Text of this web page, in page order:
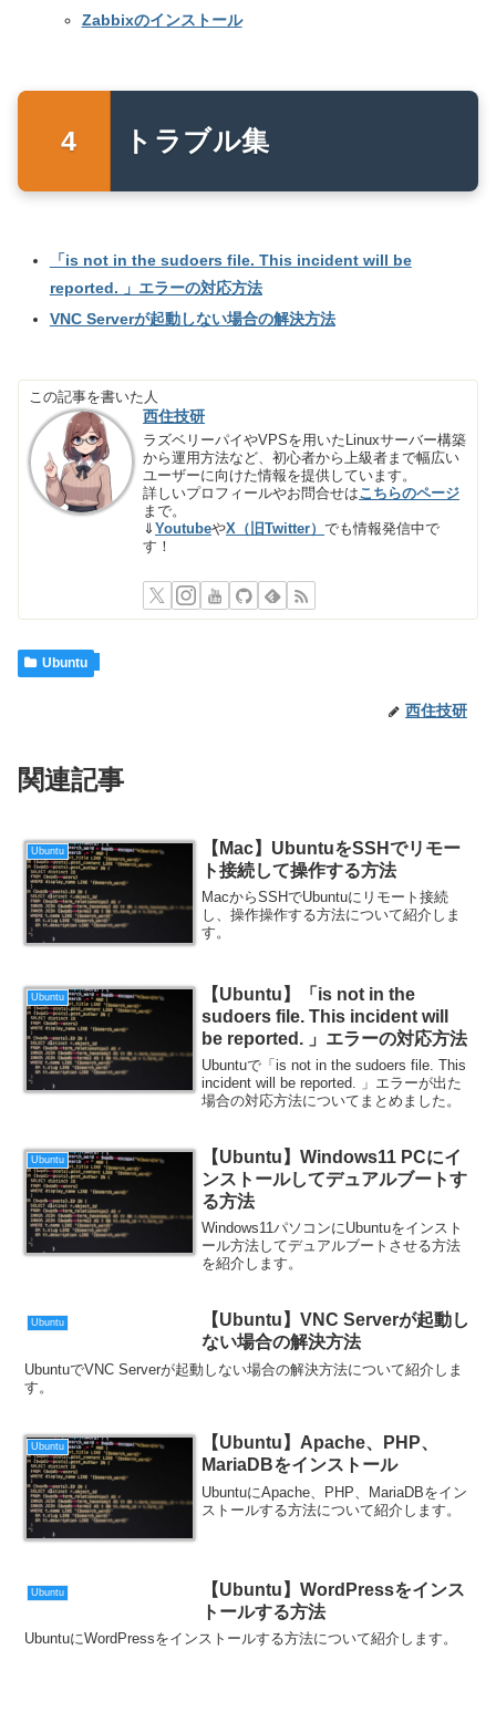
Zabbixのインストール
トラブル集
「is not in the sudoers file. This incident will be
reported. 」エラーの対応方法
VNC Serverが起動しない場合の解決方法
この記事を書いた人
西住技研
ラズベリーパイやVPSを用いたLinuxサーバー構築
から運用方法など、初心者から上級者まで幅広い
ユーザーに向けた情報を提供しています。
詳しいプロフィールやお問合せはこちらのページ
まで。
⇓ YoutubeやX（旧Twitter）でも情報発信中で
す！
Ubuntu
西住技研
関連記事
Ubuntu
【Mac】UbuntuをSSHでリモー
ト接続して操作する方法
MacからSSHでUbuntuにリモート接続
し、操作操作する方法について紹介しま
す。
Ubuntu
【Ubuntu】「is not in the
sudoers file. This incident will
be reported. 」エラーの対応方法
Ubuntuで「is not in the sudoers file. This
incident will be reported. 」エラーが出た
場合の対応方法についてまとめました。
Ubuntu
【Ubuntu】Windows11 PCにイ
ンストールしてデュアルブートす
る方法
Windows11パソコンにUbuntuをインスト
ール方法してデュアルブートさせる方法
を紹介します。
Ubuntu
【Ubuntu】VNC Serverが起動し
ない場合の解決方法
UbuntuでVNC Serverが起動しない場合の解決方法について紹介しま
す。
Ubuntu
【Ubuntu】Apache、PHP、
MariaDBをインストール
UbuntuにApache、PHP、MariaDBをイン
ストールする方法について紹介します。
Ubuntu
【Ubuntu】WordPressをインス
トールする方法
UbuntuにWordPressをインストールする方法について紹介します。